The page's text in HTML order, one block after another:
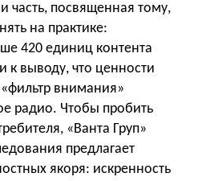
часть, посвященная тому,
на практике:
420 единиц контента
к выводу, что ценности
внимания»
радио. Чтобы пробить
«Ванта Груп»
предлагает
якоря: искренность